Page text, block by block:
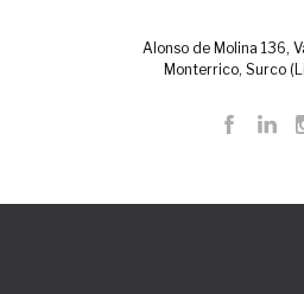
Alonso de Molina 136,
Monterrico, Surco